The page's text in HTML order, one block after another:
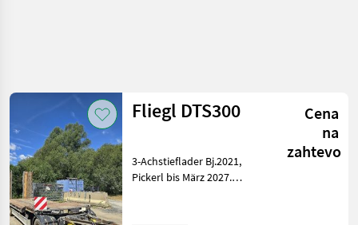
Fliegl DTS300
Cena
na
zahtevo
3-Achstieflader Bj.2021,
Pickerl bis März 2027.